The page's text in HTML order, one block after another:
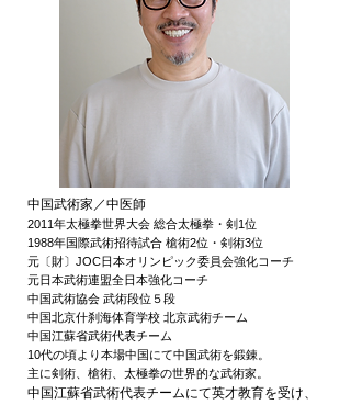
中国武術家／中医師
2011年太極拳世界大会 総合太極拳・剣1位
1988年国際武術招待試合 槍術2位・剣術3位
元〔財〕JOC日本オリンピック委員会強化コーチ
元日本武術連盟全日本強化コーチ
中国武術協会 武術段位５段
中国北京什刹海体育学校 北京武術チーム
中国江蘇省武術代表チーム
10代の頃より本場中国にて中国武術を鍛錬。
主に剣術、槍術、太極拳の世界的な武術家。
中国江蘇省武術代表チームにて英才教育を受け、